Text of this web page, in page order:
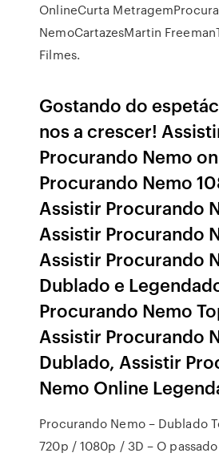
OnlineCurta
NemoCartazesMartin
Filmes.
Gostando do
nos a crescer!
Procurando Nemo
Procurando Nemo
Assistir Procurando
Assistir Procurando
Assistir Procurando
Dublado e
Procurando Nemo
Assistir Procurando
Dublado, Assistir
Nemo Online
Procurando Nemo – Dublado
720p / 1080p / 3D – O